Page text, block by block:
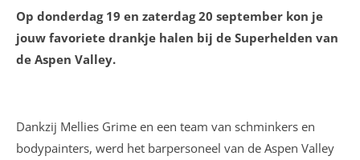
Op donderdag 19 en zaterdag 20 september kon je
jouw favoriete drankje halen bij de Superhelden van
de Aspen Valley.
Dankzij Mellies Grime en een team van schminkers en
bodypainters, werd het barpersoneel van de Aspen Valley